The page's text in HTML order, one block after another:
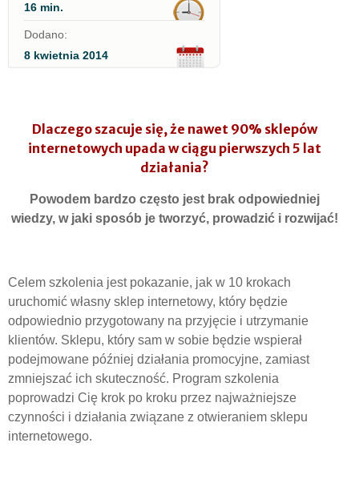
Dlaczego szacuje się, że nawet 90% sklepów
internetowych upada w ciągu pierwszych 5 lat
działania?
Powodem bardzo często jest brak odpowiedniej
wiedzy, w jaki sposób je tworzyć, prowadzić i rozwijać!
Celem szkolenia jest pokazanie, jak w 10 krokach
uruchomić własny sklep internetowy, który będzie
odpowiednio przygotowany na przyjęcie i utrzymanie
klientów. Sklepu, który sam w sobie będzie wspierał
podejmowane później działania promocyjne, zamiast
zmniejszać ich skuteczność. Program szkolenia
poprowadzi Cię krok po kroku przez najważniejsze
czynności i działania związane z otwieraniem sklepu
internetowego.
16 min.
Dodano:
8 kwietnia 2014